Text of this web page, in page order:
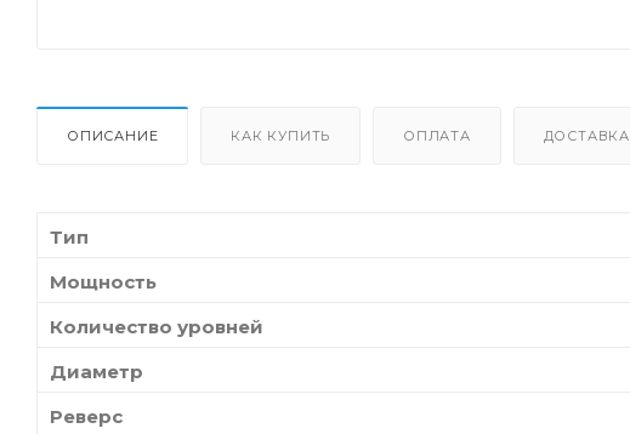
ОПИСАНИЕ КАК КУПИТЬ ОПЛАТА ДОСТАВКА
Тип
Мощность
Количество уровней
Диаметр
Реверс